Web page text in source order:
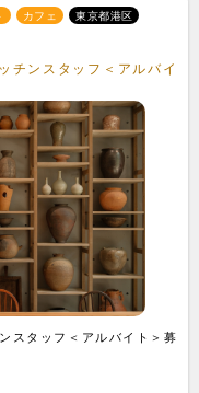
カフェ 東京都港区
ンスタッフ＜アルバイ
スタッフ＜アルバイト＞募